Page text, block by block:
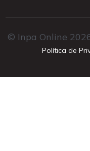
© Inpa Online
Política de